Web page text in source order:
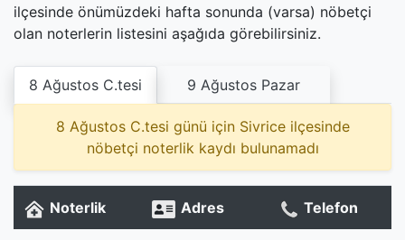
ilçesinde önümüzdeki hafta sonunda (varsa) nöbetçi
olan noterlerin listesini aşağıda görebilirsiniz.
8 Ağustos C.tesi 9 Ağustos Pazar
8 Ağustos C.tesi günü için Sivrice ilçesinde
nöbetçi noterlik kaydı bulunamadı
Noterlik Adres Telefon